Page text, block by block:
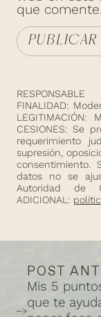
que comente.
FINALIDAD:
LEGITIMACIÓN:
CESIONES: Se
requerimiento
supresión,
consentimiento.
datos no se
Autoridad de
ADICIONAL:
POST
Mis 5
que te